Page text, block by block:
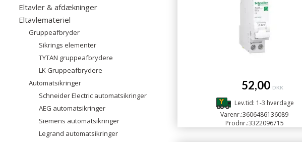
Eltavler & afdækninger
Eltavlemateriel
Gruppeafbryder
Sikrings elementer
TYTAN gruppeafbrydere
LK Gruppeafbrydere
Automatsikringer
Schneider Electric automatsikringer
AEG automatsikringer
Siemens automatsikringer
Legrand automatsikringer
52,00 DKK
Lev.tid: 1-3 hverdage
Varenr.:3606486136089
Prodnr.:3322096715